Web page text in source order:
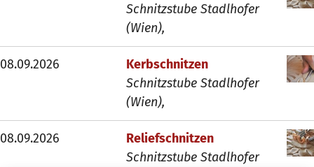
Schnitzstube Stadlhofer
(Wien),
08.09.2026
Kerbschnitzen
Schnitzstube Stadlhofer
(Wien),
08.09.2026
Reliefschnitzen
Schnitzstube Stadlhofer